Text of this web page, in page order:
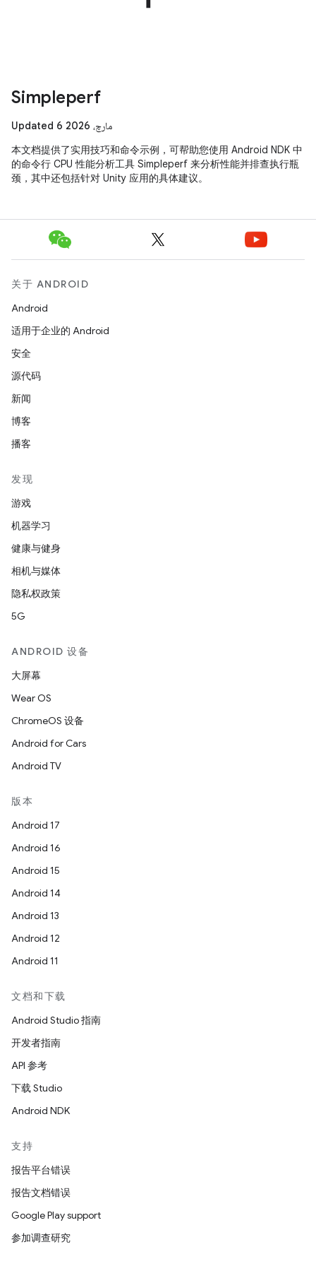
Simpleperf
Updated 6 مارچ، 2026
本文档提供了实用技巧和命令示例，可帮助您使用 Android NDK 中
的命令行 CPU 性能分析工具 Simpleperf 来分析性能并排查执行瓶
颈，其中还包括针对 Unity 应用的具体建议。
关于 ANDROID
Android
适用于企业的 Android
安全
源代码
新闻
博客
播客
发现
游戏
机器学习
健康与健身
相机与媒体
隐私权政策
5G
ANDROID 设备
大屏幕
Wear OS
ChromeOS 设备
Android for Cars
Android TV
版本
Android 17
Android 16
Android 15
Android 14
Android 13
Android 12
Android 11
文档和下载
Android Studio 指南
开发者指南
API 参考
下载 Studio
Android NDK
支持
报告平台错误
报告文档错误
Google Play support
参加调查研究